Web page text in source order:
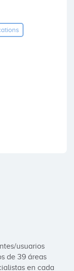
usuarios
de 39 áreas
en cada